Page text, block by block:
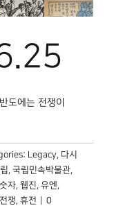
도에는 전쟁이
Legacy, 다시
, 국립민속박물관,
숫자, 웹진, 유엔,
쟁, 휴전
0